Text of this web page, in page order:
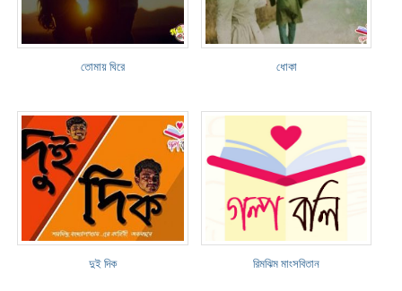
তোমায় ঘিরে ধোকা
দুই দিক রিমঝিম মাংসবিতান